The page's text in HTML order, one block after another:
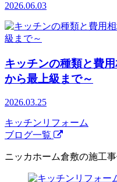
2026.06.03
キッチンの種類と費
から最上級まで～
2026.03.25
キッチンリフォーム
ブログ一覧
ニッカホーム倉敷の施工事